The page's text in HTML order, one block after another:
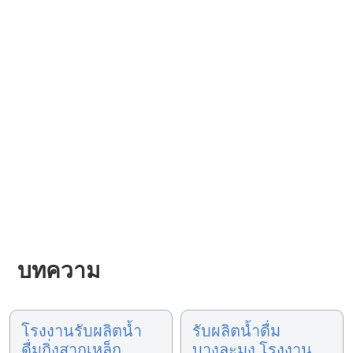
บทความ
โรงงานรับผลิตน้ำ
ดื่มกิ่งสากเหล็ก
รับผลิตน้ำดื่ม
บางละมุง โรงงาน